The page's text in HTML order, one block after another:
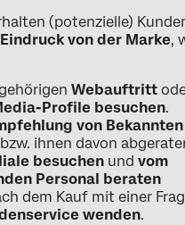
(potenzielle)
von der Marke,
Webauftritt
Profile besuchen.
von Bekannten
ihnen davon
besuchen und vom
Personal beraten
dem Kauf mit einer
wenden.